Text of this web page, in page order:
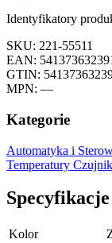
Identyfikatory
SKU: 221-55511
EAN:
GTIN:
MPN: —
Kategorie
Automatyka i
Temperatury
Specyfikacje
Kolor